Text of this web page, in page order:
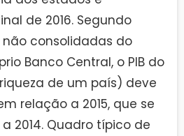
de 2016. Segundo
consolidadas do
Banco Central, o PIB do
de um país) deve
relação a 2015, que se
2014. Quadro típico de